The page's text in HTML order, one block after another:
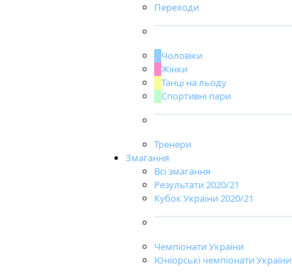
Переходи
Чоловіки
Жінки
Танці на льоду
Спортивні пари
Тренери
Змагання
Всі змагання
Результати 2020/21
Кубок України 2020/21
Чемпіонати України
Юніорські чемпіонати України